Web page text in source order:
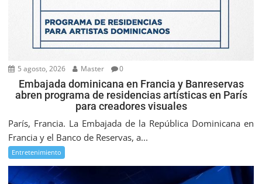
5 agosto, 2026 Master 0
Embajada dominicana en Francia y Banreservas
abren programa de residencias artísticas en París
para creadores visuales
París, Francia. La Embajada de la República Dominicana en
Francia y el Banco de Reservas, a...
Entretenimiento